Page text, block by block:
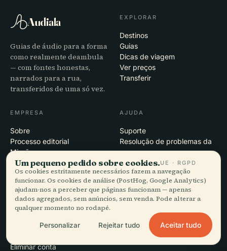
Audiala
Guias de áudio para a forma
como realmente deambula
— com fontes honestas,
narrados para a rua,
transferidos de uma só vez.
EXPLORAR
Destinos
Guias
Dicas de viagem
Ver preços
Transferir
EMPRESA
Sobre
Processo editorial
Missão
AJUDA
Suporte
Resolução de problemas da
app
Contacto
Seja nosso parceiro
JURÍDICO
Eliminar conta
Um pequeno pedido sobre cookies.UE · RGPD
Os cookies estritamente necessários fazem a navegação
funcionar. Os cookies de análise (PostHog, Google Analytics)
ajudam-nos a perceber que páginas funcionam — apenas
dados agregados, sem anúncios, sem venda. Pode alterar a
qualquer momento no rodapé.
Personalizar Rejeitar tudo Aceitar tudo